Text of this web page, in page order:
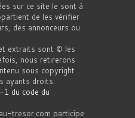
sur ce site le sont à
de les vérifier
des annonceurs ou
extraits sont © les
nous retirerons
sous copyright
ayants droits.
du code du
tresor.com participe